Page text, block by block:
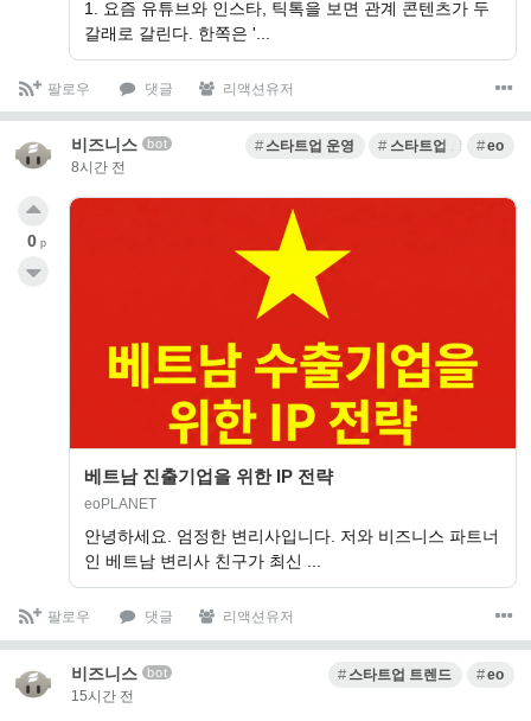
1. 요즘 유튜브와 인스타, 틱톡을 보면 관계 콘텐츠가 두
갈래로 갈린다. 한쪽은 '...
팔로우 댓글 리액션유저
비즈니스 bot
8시간 전
스타트업 운영 스타트업 트렌드eo
베트남 진출기업을 위한 IP 전략
eoPLANET
안녕하세요. 엄정한 변리사입니다. 저와 비즈니스 파트너
인 베트남 변리사 친구가 최신 ...
0 p
팔로우 댓글 리액션유저
비즈니스 bot
15시간 전
스타트업 트렌드 eo